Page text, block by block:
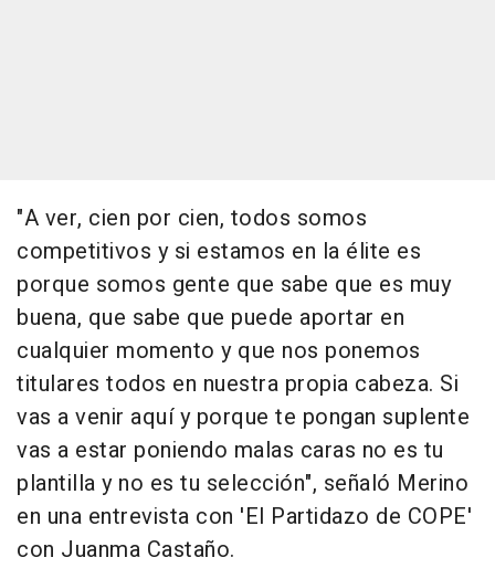
"A ver, cien por cien, todos somos
competitivos y si estamos en la élite es
porque somos gente que sabe que es muy
buena, que sabe que puede aportar en
cualquier momento y que nos ponemos
titulares todos en nuestra propia cabeza. Si
vas a venir aquí y porque te pongan suplente
vas a estar poniendo malas caras no es tu
plantilla y no es tu selección", señaló Merino
en una entrevista con 'El Partidazo de COPE'
con Juanma Castaño.